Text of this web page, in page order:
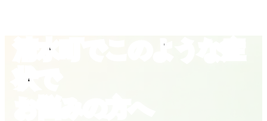
清水町でこのような症
状で